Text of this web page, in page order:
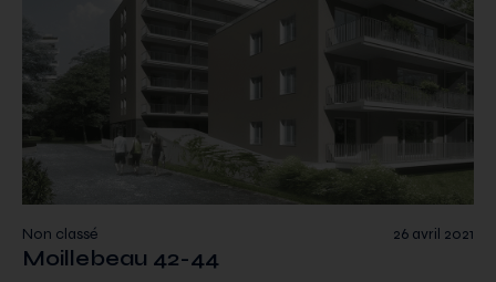
26 avril 2021
Non classé
Moillebeau 42-44